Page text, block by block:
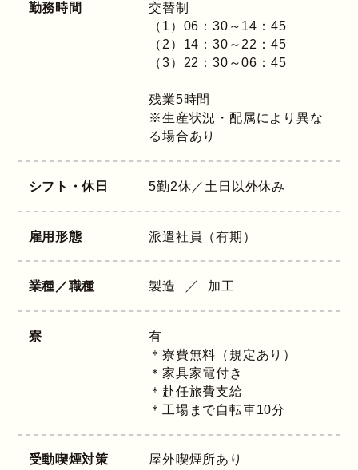
勤務時間
交替制
（1）06：30～14：45
（2）14：30～22：45
（3）22：30～06：45
残業5時間
※生産状況・配属により異な
る場合あり
シフト・休日 5勤2休／土日以外休み
雇用形態 派遣社員（有期）
業種／職種 製造 加工
寮
有
＊寮費無料（規定あり）
＊家具家電付き
＊赴任旅費支給
＊工場まで自転車10分
受動喫煙対策 屋外喫煙所あり